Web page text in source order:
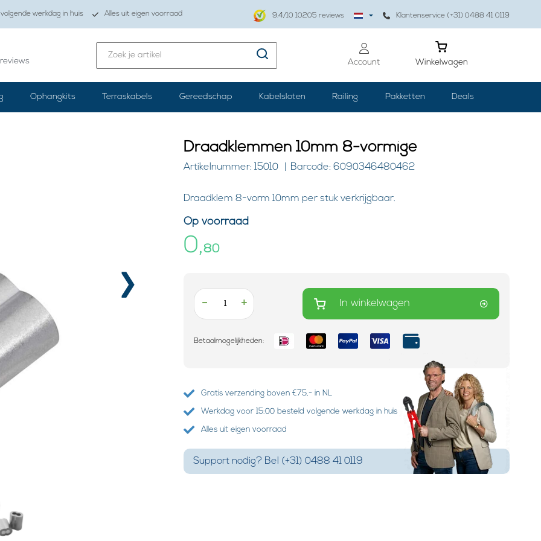
werkdag in huis Alles uit eigen voorraad 9.4/10 10205 reviews Klantenservice (+31) 0488 41 0119
Account Winkelwagen
Ophangkits Terraskabels Gereedschap Kabelsloten Railing Pakketten Deals
›
Draadklemmen 10mm 8-vormige
Artikelnummer: 15010 Barcode: 6090346480462
Draadklem 8-vorm 10mm per stuk verkrijgbaar.
Op voorraad
0,80
- + In winkelwagen
Betaalmogelijkheden:
Gratis verzending boven €75,- in NL
Werkdag voor 15:00 besteld volgende werkdag in huis
Alles uit eigen voorraad
Support nodig? Bel (+31) 0488 41 0119